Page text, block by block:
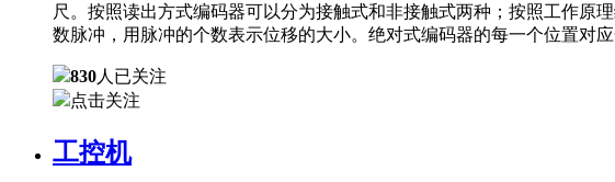
尺。按照读出方式编码器可以分为接触式和非接触式两种；按照工作原
数脉冲，用脉冲的个数表示位移的大小。绝对式编码器的每一个位置对
830人已关注
点击关注
工控机